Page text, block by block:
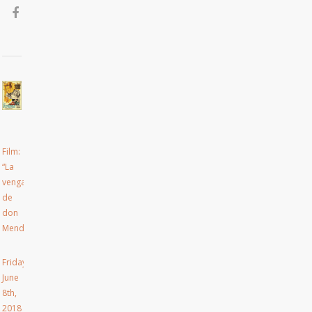
Film:
“La
venganza
de
don
Mendo”
Friday,
June
8th,
2018